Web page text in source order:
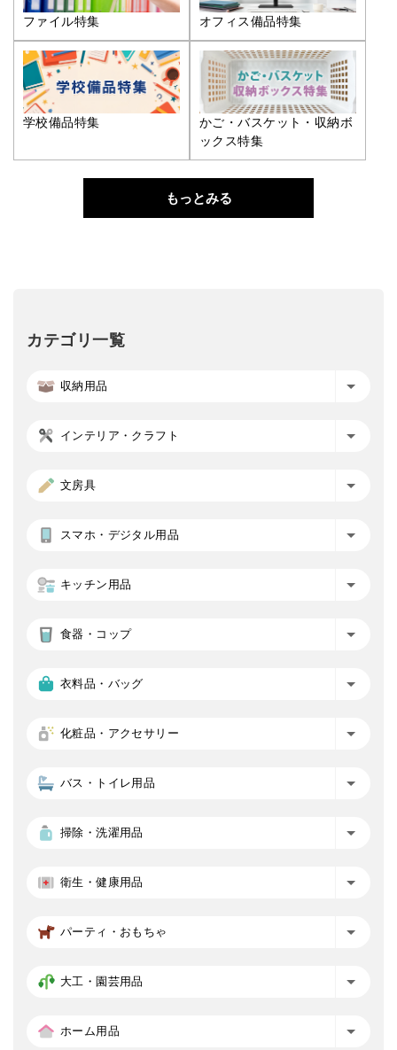
ファイル特集 オフィス備品特集
学校備品特集
かご・バスケット・収納ボ
ックス特集
もっとみる
カテゴリ一覧
収納用品
インテリア・クラフト
文房具
スマホ・デジタル用品
キッチン用品
食器・コップ
衣料品・バッグ
化粧品・アクセサリー
バス・トイレ用品
掃除・洗濯用品
衛生・健康用品
パーティ・おもちゃ
大工・園芸用品
ホーム用品